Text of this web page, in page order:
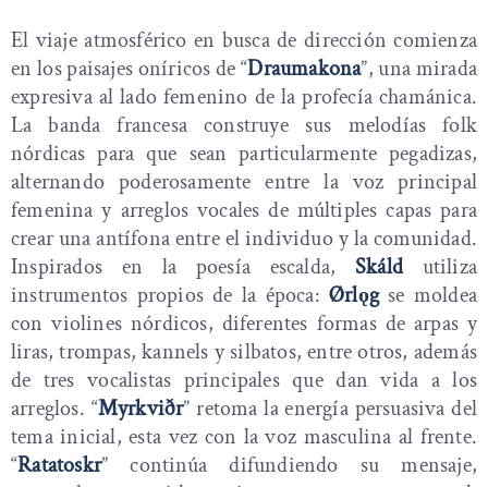
El viaje atmosférico en busca de dirección comienza
en los paisajes oníricos de “Draumakona”, una mirada
expresiva al lado femenino de la profecía chamánica.
La banda francesa construye sus melodías folk
nórdicas para que sean particularmente pegadizas,
alternando poderosamente entre la voz principal
femenina y arreglos vocales de múltiples capas para
crear una antífona entre el individuo y la comunidad.
Inspirados en la poesía escalda, Skáldutiliza
instrumentos propios de la época: Ørlǫgse moldea
con violines nórdicos, diferentes formas de arpas y
liras, trompas, kannels y silbatos, entre otros, además
de tres vocalistas principales que dan vida a los
arreglos. “Myrkviðr” retoma la energía persuasiva del
tema inicial, esta vez con la voz masculina al frente.
“Ratatoskr” continúa difundiendo su mensaje,